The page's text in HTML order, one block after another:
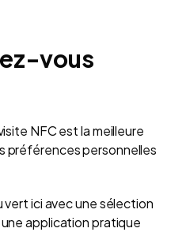
vous
NFC est la meilleure
préférences personnelles
ici avec une sélection
application pratique